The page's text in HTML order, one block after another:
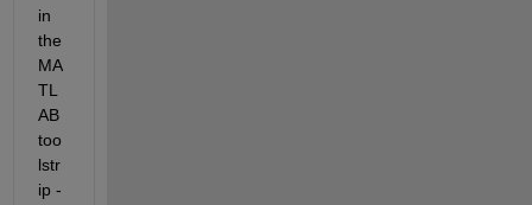
in
the
MA
TL
AB
too
lstr
ip -